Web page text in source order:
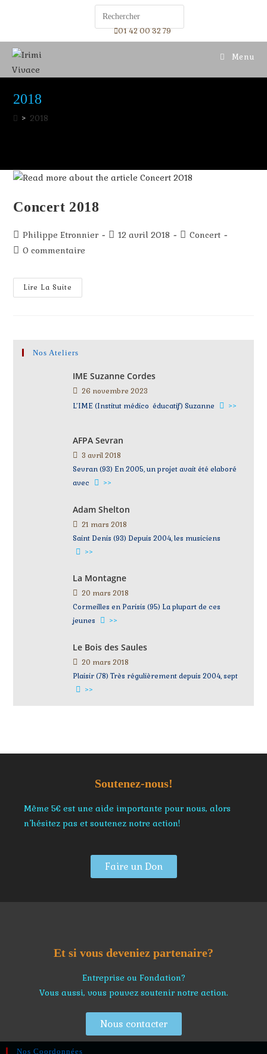
01 42 00 32 79
Menu
2018
> 2018
Concert 2018
Philippe Etronnier 12 avril 2018
Concert
0 commentaire
Lire La Suite
Nos Ateliers
IME Suzanne Cordes
26 novembre 2023
L’IME (Institut médico éducatif) Suzanne
>>
AFPA Sevran
3 avril 2018
Sevran (93) En 2005, un projet avait été elaboré
avec
>>
Adam Shelton
21 mars 2018
Saint Denis (93) Depuis 2004, les musiciens
>>
La Montagne
20 mars 2018
Cormeilles en Parisis (95) La plupart de ces
jeunes
>>
Le Bois des Saules
20 mars 2018
Plaisir (78) Très régulièrement depuis 2004, sept
>>
Soutenez-nous!
Même 5€ est une aide importante pour nous, alors
n’hésitez pas et soutenez notre action!
Faire un Don
Et si vous deveniez partenaire?
Entreprise ou Fondation?
Vous aussi, vous pouvez soutenir notre action.
Nous contacter
Nos Coordonnées